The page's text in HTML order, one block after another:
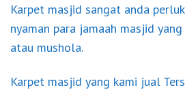
Karpet masjid sangat anda
nyaman para jamaah masjid
atau mushola.
Karpet masjid yang kami jual